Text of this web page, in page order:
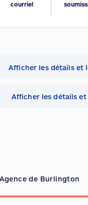
courriel
Afficher les détails et
Afficher les détails et
Agence de Burlington